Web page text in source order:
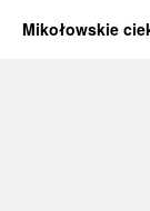
Mikołowskie